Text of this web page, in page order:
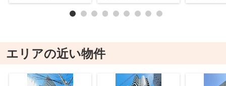
エリアの近い物件